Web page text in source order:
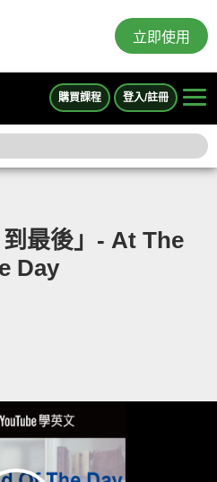
立即使用
購買課程 登入/註冊
到最後」- At The
Day